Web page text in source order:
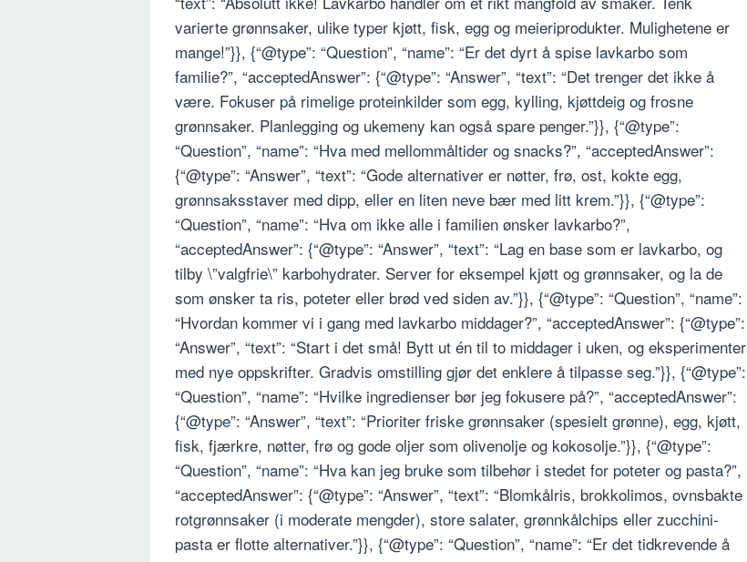
varierte grønnsaker, ulike typer kjøtt, fisk, egg og meieriprodukter. Mulighetene er
mange!”}}, {“@type”: “Question”, “name”: “Er det dyrt å spise lavkarbo som
familie?”, “acceptedAnswer”: {“@type”: “Answer”, “text”: “Det trenger det ikke å
være. Fokuser på rimelige proteinkilder som egg, kylling, kjøttdeig og frosne
grønnsaker. Planlegging og ukemeny kan også spare penger.”}}, {“@type”:
“Question”, “name”: “Hva med mellommåltider og snacks?”, “acceptedAnswer”:
{“@type”: “Answer”, “text”: “Gode alternativer er nøtter, frø, ost, kokte egg,
grønnsaksstaver med dipp, eller en liten neve bær med litt krem.”}}, {“@type”:
“Question”, “name”: “Hva om ikke alle i familien ønsker lavkarbo?”,
“acceptedAnswer”: {“@type”: “Answer”, “text”: “Lag en base som er lavkarbo, og
tilby \”valgfrie\” karbohydrater. Server for eksempel kjøtt og grønnsaker, og la de
som ønsker ta ris, poteter eller brød ved siden av.”}}, {“@type”: “Question”, “name”:
“Hvordan kommer vi i gang med lavkarbo middager?”, “acceptedAnswer”: {“@type”:
“Answer”, “text”: “Start i det små! Bytt ut én til to middager i uken, og eksperimenter
med nye oppskrifter. Gradvis omstilling gjør det enklere å tilpasse seg.”}}, {“@type”:
“Question”, “name”: “Hvilke ingredienser bør jeg fokusere på?”, “acceptedAnswer”:
{“@type”: “Answer”, “text”: “Prioriter friske grønnsaker (spesielt grønne), egg, kjøtt,
fisk, fjærkre, nøtter, frø og gode oljer som olivenolje og kokosolje.”}}, {“@type”:
“Question”, “name”: “Hva kan jeg bruke som tilbehør i stedet for poteter og pasta?”,
“acceptedAnswer”: {“@type”: “Answer”, “text”: “Blomkålris, brokkolimos, ovnsbakte
rotgrønnsaker (i moderate mengder), store salater, grønnkålchips eller zucchini-
pasta er flotte alternativer.”}}, {“@type”: “Question”, “name”: “Er det tidkrevende å